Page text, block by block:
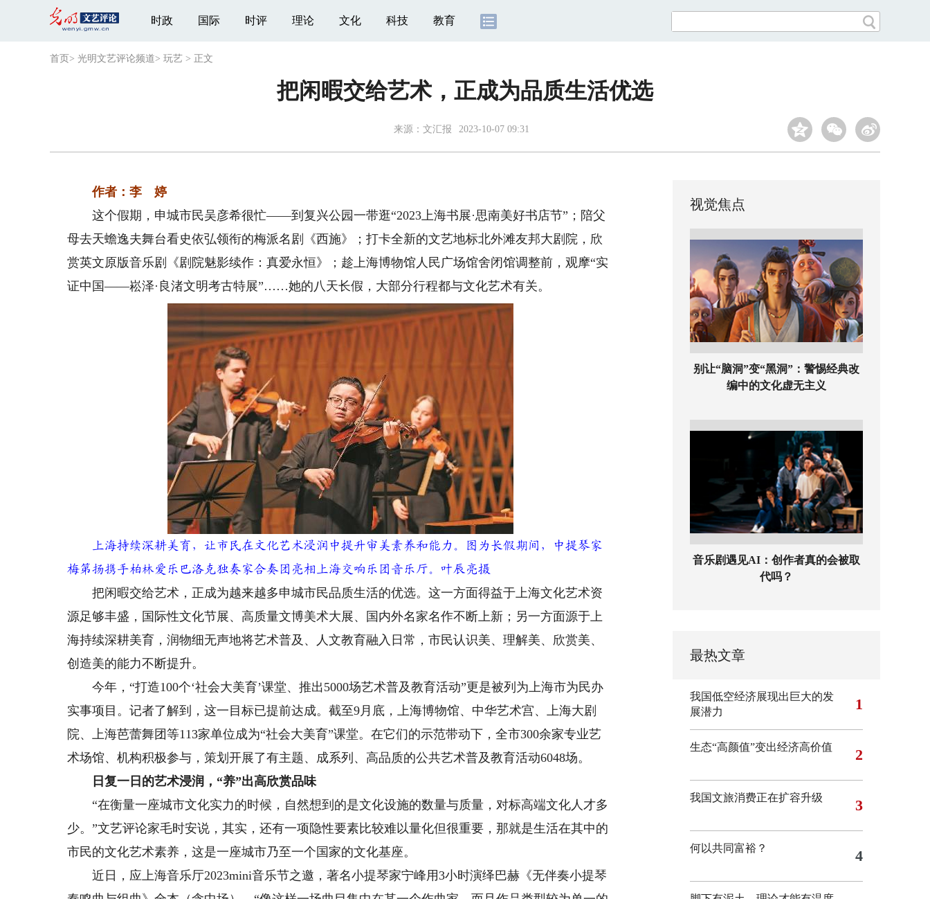
时政 国际 时评 理论 文化 科技 教育
首页 > 光明文艺评论频道> 玩艺 > 正文
把闲暇交给艺术，正成为品质生活优选
来源： 文汇报 2023-10-07 09:31
作者：李 婷
这个假期，申城市民吴彦希很忙——到复兴公园一带逛“2023上海书展·思南美好书店节”；陪父
母去天蟾逸夫舞台看史依弘领衔的梅派名剧《西施》；打卡全新的文艺地标北外滩友邦大剧院，欣
赏英文原版音乐剧《剧院魅影续作：真爱永恒》；趁上海博物馆人民广场馆舍闭馆调整前，观摩“实
证中国——崧泽·良渚文明考古特展”……她的八天长假，大部分行程都与文化艺术有关。
上海持续深耕美育，让市民在文化艺术浸润中提升审美素养和能力。图为长假期间，中提琴家
梅第扬携手柏林爱乐巴洛克独奏家合奏团亮相上海交响乐团音乐厅。叶辰亮摄
把闲暇交给艺术，正成为越来越多申城市民品质生活的优选。这一方面得益于上海文化艺术资
源足够丰盛，国际性文化节展、高质量文博美术大展、国内外名家名作不断上新；另一方面源于上
海持续深耕美育，润物细无声地将艺术普及、人文教育融入日常，市民认识美、理解美、欣赏美、
创造美的能力不断提升。
今年，“打造100个‘社会大美育’课堂、推出5000场艺术普及教育活动”更是被列为上海市为民办
实事项目。记者了解到，这一目标已提前达成。截至9月底，上海博物馆、中华艺术宫、上海大剧
院、上海芭蕾舞团等113家单位成为“社会大美育”课堂。在它们的示范带动下，全市300余家专业艺
术场馆、机构积极参与，策划开展了有主题、成系列、高品质的公共艺术普及教育活动6048场。
日复一日的艺术浸润，“养”出高欣赏品味
“在衡量一座城市文化实力的时候，自然想到的是文化设施的数量与质量，对标高端文化人才多
少。”文艺评论家毛时安说，其实，还有一项隐性要素比较难以量化但很重要，那就是生活在其中的
市民的文化艺术素养，这是一座城市乃至一个国家的文化基座。
近日，应上海音乐厅2023mini音乐节之邀，著名小提琴家宁峰用3小时演绎巴赫《无伴奏小提琴
视觉焦点
别让“脑洞”变“黑洞”：警惕经典改
编中的文化虚无主义
音乐剧遇见AI：创作者真的会被取
代吗？
最热文章
我国低空经济展现出巨大的发
展潜力
1
生态“高颜值”变出经济高价值 2
我国文旅消费正在扩容升级 3
何以共同富裕？ 4